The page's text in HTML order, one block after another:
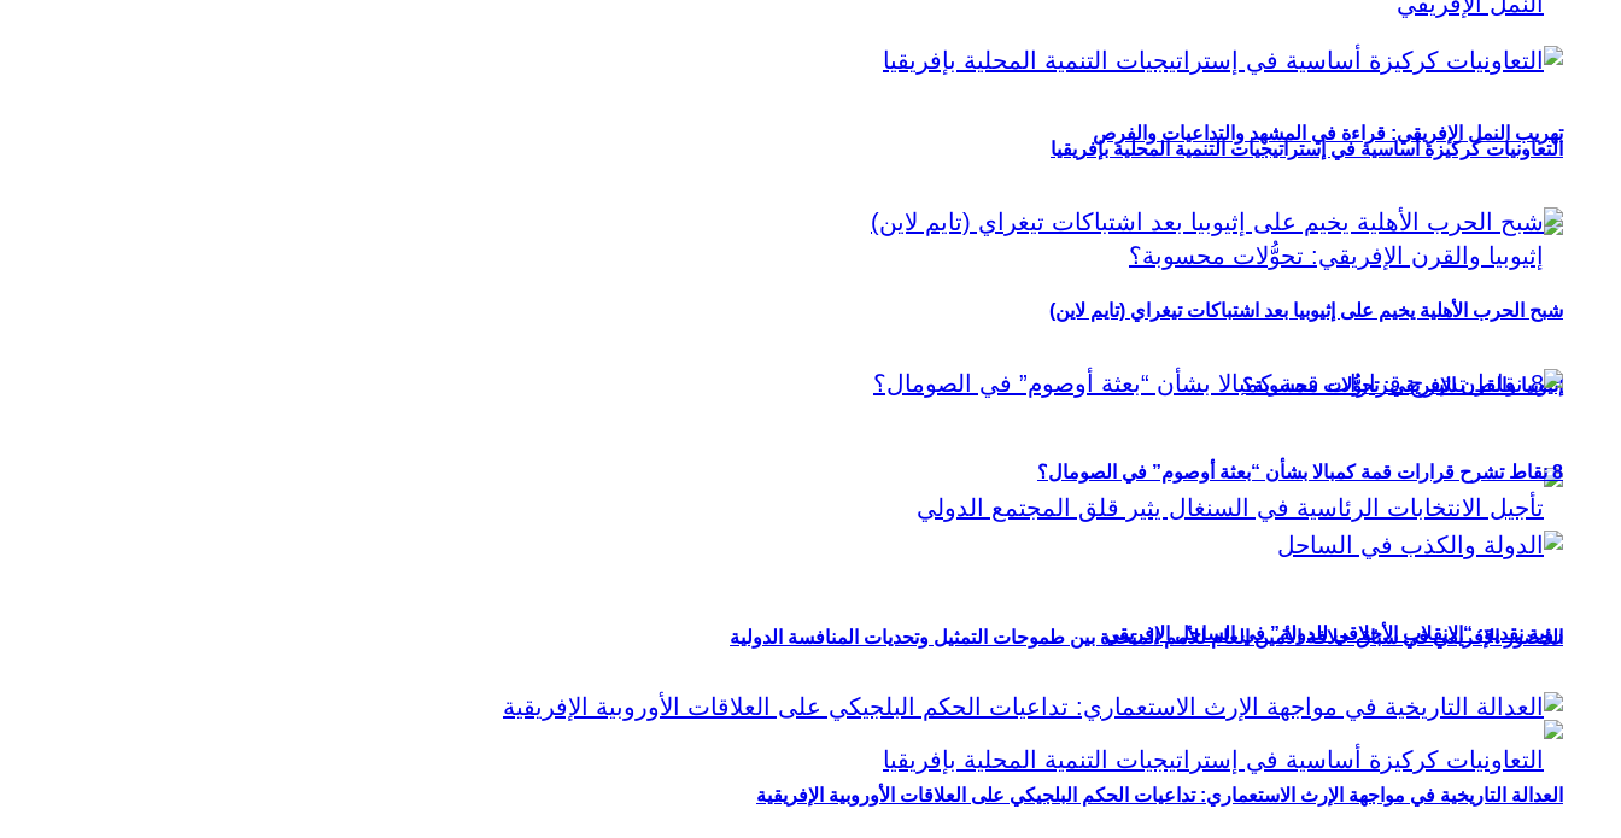
تهريب النمل الإفريقي: قراءة في المشهد والتداعيات والفرص
إثيوبيا والقرن الإفريقي: تحوُّلات محسوبة؟
الحضور الإفريقي في سباق خلافة الأمين العام للأمم المتحدة بين طموحات التمثيل وتحديات المنافسة الدولية
التعاونيات كركيزة أساسية في إستراتيجيات التنمية المحلية بإفريقيا
شبح الحرب الأهلية يخيم على إثيوبيا بعد اشتباكات تيغراي (تايم لاين)
8 نقاط تشرح قرارات قمة كمبالا بشأن “بعثة أوصوم” في الصومال؟
رؤية نقدية: “الانقلاب الأخلاقي للدولة” في الساحل الإفريقي
العدالة التاريخية في مواجهة الإرث الاستعماري: تداعيات الحكم البلجيكي على العلاقات الأوروبية الإفريقية